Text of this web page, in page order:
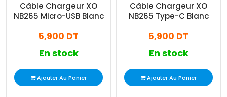
Câble Chargeur XO
NB265 Micro-USB Blanc
5,900 DT
En stock
Ajouter Au Panier
Câble Chargeur XO
NB265 Type-C Blanc
5,900 DT
En stock
Ajouter Au Panier